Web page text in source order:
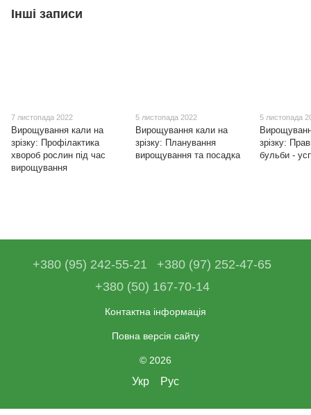
Інші записи
7 листопада 2022
Вирощування кали на
зрізку: Профілактика
хвороб рослин під час
вирощування
5 листопада 2022
Вирощування кали на
зрізку: Планування
вирощування та посадка
5 листопада
зрізку:
бульби -
+380 (95) 242-55-21
+380 (97) 252-47-65
+380 (50) 167-70-14
Контактна інформація
Повна версія сайту
© 2026
Укр Рус